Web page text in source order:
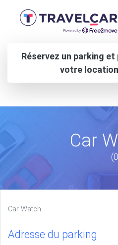
Réservez un parking
votre
Car
Car Watch
Adresse du parking